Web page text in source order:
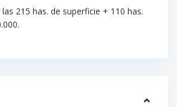
215 has. de superficie + 110 has.